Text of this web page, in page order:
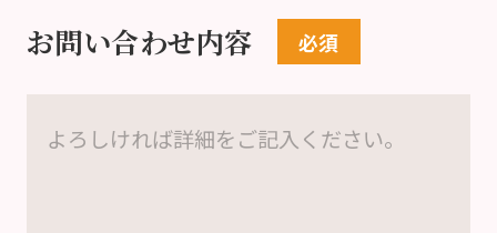
お問い合わせ内容